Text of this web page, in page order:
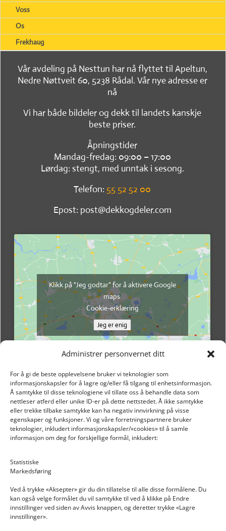
Administrer personvernet ditt
For å gi de beste opplevelsene bruker vi teknologier som
informasjonskapsler for å lagre og/eller få tilgang til enhetsinformasjon.
Å samtykke til disse teknologiene vil tillate oss å behandle data som
nettleser atferd eller unike ID-er på dette nettstedet. Å ikke samtykke
eller trekke tilbake samtykke kan ha negativ innvirkning på visse
egenskaper og funksjoner. Vi og våre forretningspartnere bruker
teknologier, inkludert informasjonskapsler/«cookies» til å samle
informasjon om deg for forskjellige formål, inkludert:
Statistiske
Markedsføring
Ved å trykke «Aksepter» gir du din tillatelse til alle disse formålene. Du
kan også velge formålet du vil samtykke til ved å klikke på Endre
innstillinger ved siden av Avvis knappen, og deretter trykke «Lagre
innstillinger».
Voss
Os
Frekhaug
Vår avdeling på Nesttun har nå flyttet til Apeltun,
Nedre Nøttveit 60, 5238 Rådal. Vår nye adresse er
nå
Vi har både bildeler og dekk til landets kanskje
beste priser.
Åpningstider
Mandag-fredag: 09:00 – 17:00
Lørdag: stengt, med unntak i sesong.
Telefon: 55 52 52 00
Epost: post@dekkogdeler.com
Klikk på "Jeg godtar" for å aktivere Google
maps
Cookie-erklæring
Jeg er enig